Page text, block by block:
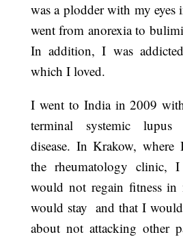
was a plodder with my eyes
went from anorexia to
In addition, I was
which I loved.
I went to India in 2009
terminal systemic lupus
disease. In Krakow, where
the rheumatology clinic,
would not regain fitness
would stay and that I
about not attacking other